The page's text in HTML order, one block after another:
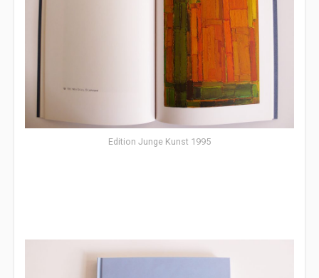
Edition Junge Kunst 1995